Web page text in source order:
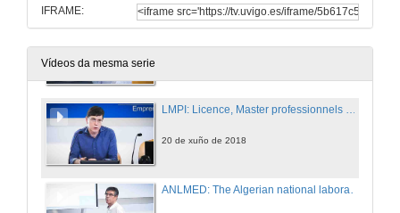
IFRAME:
Vídeos da mesma serie
ELEMEND: Electrical Energy Markets and Engineering Education
LMPI: Licence, Master professionnels pour le développement, l’administration, la gestion, la protection des systèmes et réseaux informatiques dans les entreprises
20 de xuño de 2018